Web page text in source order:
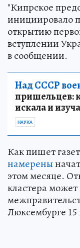
"Кипрское
инициировало
открытию
вступлении
в сообщении.
Над СССР
пришельцев:
искала и
НАУКА
Как пишет
намерены
этом месяце.
кластера
Люксембурге